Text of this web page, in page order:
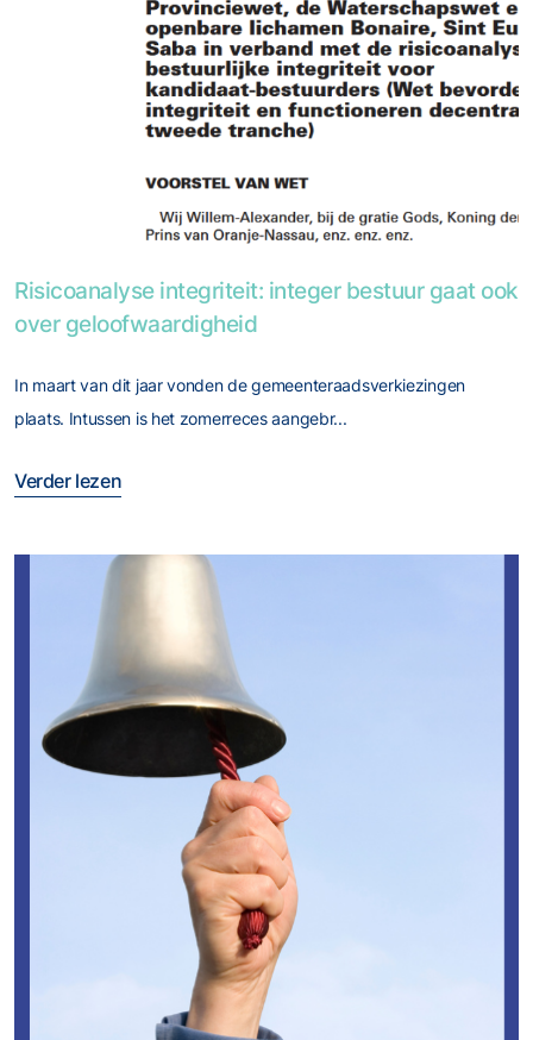
Risicoanalyse integriteit: integer bestuur gaat ook
over geloofwaardigheid
In maart van dit jaar vonden de gemeenteraadsverkiezingen
plaats. Intussen is het zomerreces aangebr...
Verder lezen